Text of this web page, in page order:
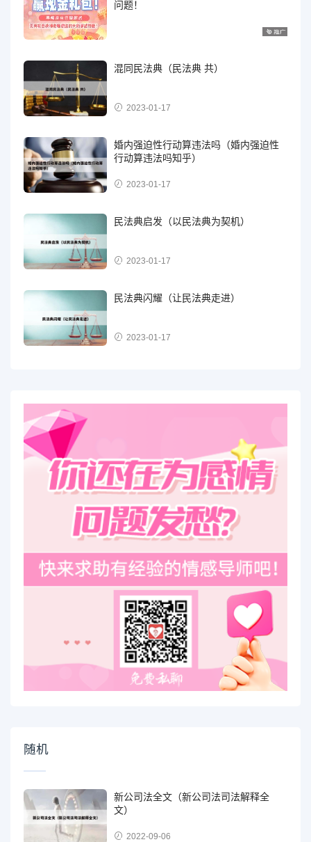
问题！
混同民法典（民法典 共）
2023-01-17
婚内强迫性行动算违法吗（婚内强迫性
行动算违法吗知乎）
2023-01-17
民法典启发（以民法典为契机）
2023-01-17
民法典闪耀（让民法典走进）
2023-01-17
随机
新公司法全文（新公司法司法解释全
文）
2022-09-06